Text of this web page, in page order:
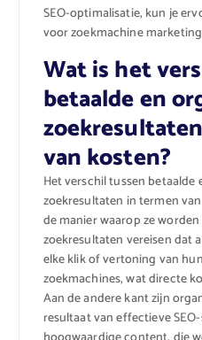
SEO-optimalisatie, kun je
voor zoekmachine
Wat is het
betaalde en
van kosten?
Het verschil tussen betaalde
zoekresultaten in termen
de manier waarop ze
zoekresultaten vereisen dat
elke klik of vertoning van
zoekmachines, wat directe
Aan de andere kant zijn
resultaat van effectieve